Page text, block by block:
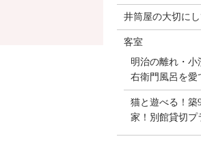
井筒屋の大切に
客室
明治の離れ・小
右衛門風呂を愛
猫と遊べる！築
家！別館貸切プ